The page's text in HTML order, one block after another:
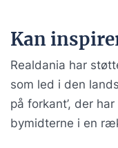
Kan
Realdania har
som led i den
på forkant’, der
bymidterne i en